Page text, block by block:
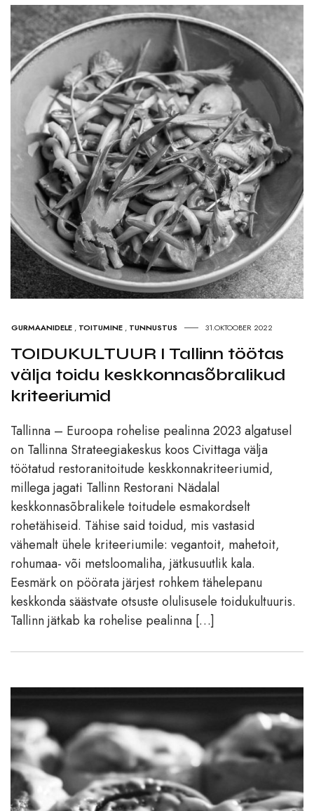
GURMAANIDELE , TOITUMINE , TUNNUSTUS 31.OKTOOBER 2022
TOIDUKULTUUR I Tallinn töötas
välja toidu keskkonnasõbralikud
kriteeriumid
Tallinna – Euroopa rohelise pealinna 2023 algatusel
on Tallinna Strateegiakeskus koos Civittaga välja
töötatud restoranitoitude keskkonnakriteeriumid,
millega jagati Tallinn Restorani Nädalal
keskkonnasõbralikele toitudele esmakordselt
rohetähiseid. Tähise said toidud, mis vastasid
vähemalt ühele kriteeriumile: vegantoit, mahetoit,
rohumaa- või metsloomaliha, jätkusuutlik kala.
Eesmärk on pöörata järjest rohkem tähelepanu
keskkonda säästvate otsuste olulisusele toidukultuuris.
Tallinn jätkab ka rohelise pealinna […]